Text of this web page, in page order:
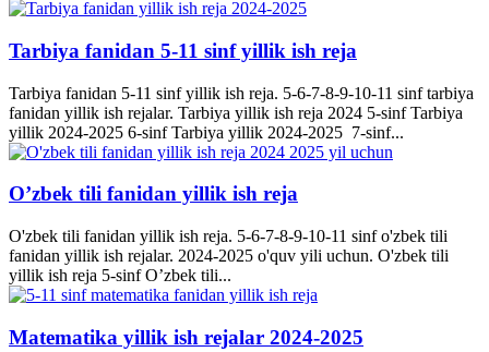
Tarbiya fanidan 5-11 sinf yillik ish reja
Tarbiya fanidan 5-11 sinf yillik ish reja. 5-6-7-8-9-10-11 sinf tarbiya
fanidan yillik ish rejalar. Tarbiya yillik ish reja 2024 5-sinf Tarbiya
yillik 2024-2025 6-sinf Tarbiya yillik 2024-2025 7-sinf...
O’zbek tili fanidan yillik ish reja
O'zbek tili fanidan yillik ish reja. 5-6-7-8-9-10-11 sinf o'zbek tili
fanidan yillik ish rejalar. 2024-2025 o'quv yili uchun. O'zbek tili
yillik ish reja 5-sinf O’zbek tili...
Matematika yillik ish rejalar 2024-2025